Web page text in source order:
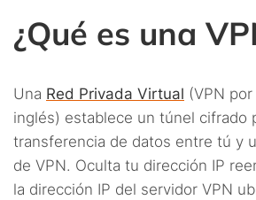
¿Qué es una
Una Red Privada Virtual (VPN
inglés) establece un túnel cifrado
transferencia de datos entre tú y
de VPN. Oculta tu dirección IP
la dirección IP del servidor VPN